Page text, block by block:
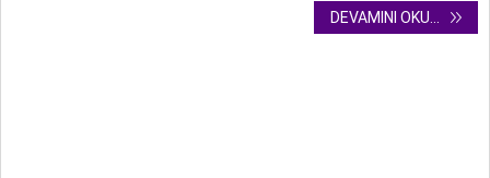
DEVAMINI OKU...